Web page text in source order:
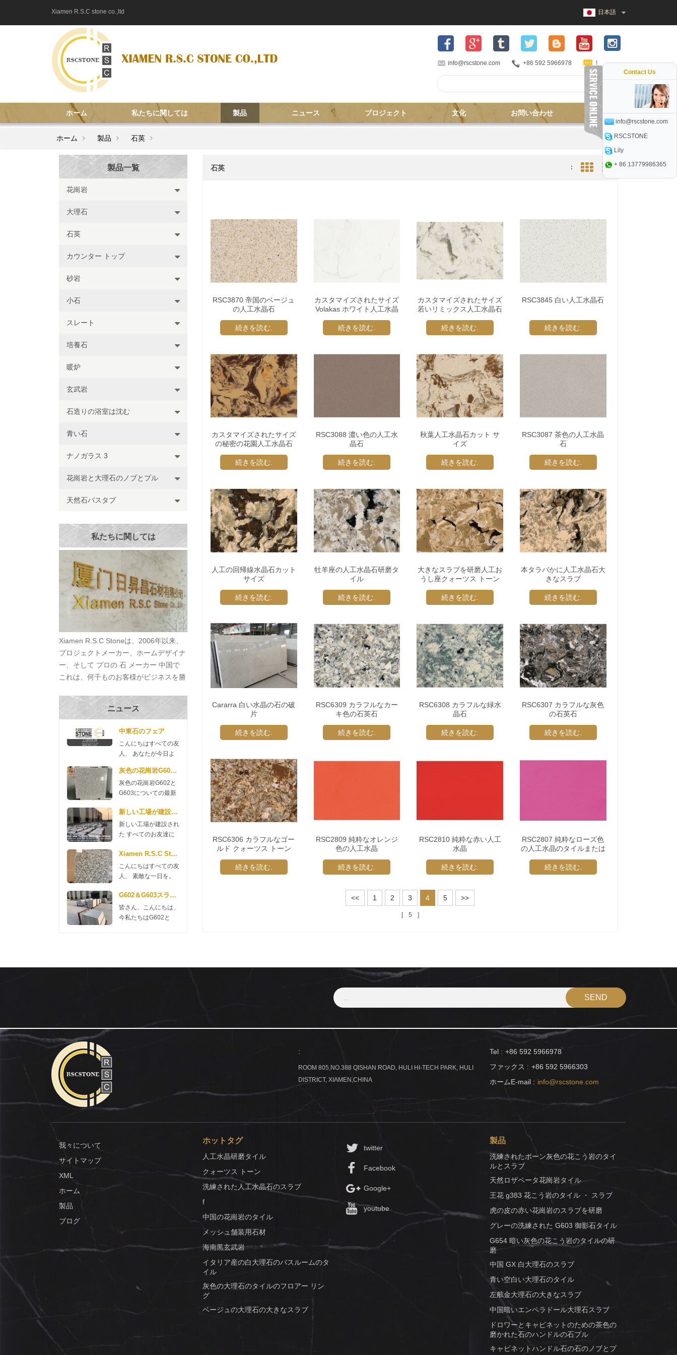
Xiamen R.S.C stone co.,ltd 日本語
info@rscstone.com +86 592 5966978 !
ホーム 私たちに関しては 製品 ニュース プロジェクト 文化 お問い合わせ
ホーム 製品 石英
製品一覧
花崗岩
大理石
石英
カウンター トップ
砂岩
小石
スレート
培養石
暖炉
玄武岩
石造りの浴室は沈む
青い石
ナノガラス 3
花崗岩と大理石のノブとプル
天然石バスタブ
私たちに関しては
Xiamen R.S.C Stoneは、2006年以来、
プロジェクトメーカー、ホームデザイナ
ー、そして プロの 石 メーカー 中国で
これは、何千ものお客様がビジネスを勝
らを構築するのに役立ちます の家 過去
数十年。 私たちは出席する 厦門国際ス
ニュース
中東石のフェア
こんにちはすべての友
人、 あなたが今日よ
に。 来週、中東石宝
石博覧会に参加するこ
とを貴重なお知らせで
4日から6日に始まり
ます。 私たちのブー
スは7D127です 私た
リーと他の同僚が2
日、9月にそこにいま
す。ドバイの友人たち
時間があり、私たちを
訪問してくれるなら、
私たちに連絡してくだ
灰色の花崗岩G602とG603についての最新
灰色の花崗岩G602と
G603についての最新
を。 ここにG602と
G603の花崗岩のニュ
ースがありますので、
G602 70 * 240up *
2cm $ 11.35 / m2 3cm
$ 13.98 / m2 G603 70
/ m2 3cm $ 14.35 / m2
1つのコンテナは
450m2の花崗岩スラ
新しい工場が建設された
新しい工場が建設され
た すべてのお友達に
の会社は、今年新しい
工場を建設するお金を
費やしました。 花崗
年5月に建設されまし
た。 私たちのこの工
場は、 灰色のG602花
Xiamen R.S.C Stoneからの新しいG654花崗岩
こんにちはすべての友
人、 素敵な一日を。
ただきありがとうござ
います。 今日我々は
共有したい 灰色の新
てください、新しい
G654はfalmed旧
G602＆G603スラブプロモーション
皆さん、こんにちは、
今私たちはG602と
240UP×70×2CM
は石の一流の品質を提
石英 : Grid View
RSC3870 帝国のベージュ
の人工水晶石
続きを読む.
カスタマイズされたサイズ
Volakas ホワイト人工水晶
続きを読む.
カスタマイズされたサイズ
若いリミックス人工水晶石
続きを読む.
RSC3845 白い人工水晶石
続きを読む.
カスタマイズされたサイズ
の秘密の花園人工水晶石
続きを読む.
RSC3088 濃い色の人工水
晶石
続きを読む.
秋葉人工水晶石カット サ
イズ
続きを読む.
RSC3087 茶色の人工水晶
石
続きを読む.
人工の回帰線水晶石カット
サイズ
続きを読む.
牡羊座の人工水晶石研磨タ
イル
続きを読む.
大きなスラブを研磨人工お
うし座クォーツス トーン
続きを読む.
本タラバかに人工水晶石大
きなスラブ
続きを読む.
Cararra 白い水晶の石の破
片
続きを読む.
RSC6309 カラフルなカー
キ色の石英石
続きを読む.
RSC6308 カラフルな緑水
晶石
続きを読む.
RSC6307 カラフルな灰色
の石英石
続きを読む.
RSC6306 カラフルなゴー
ルド クォーツス トーン
続きを読む.
RSC2809 純粋なオレンジ
色の人工水晶
続きを読む.
RSC2810 純粋な赤い人工
水晶
続きを読む.
RSC2807 純粋なローズ色
の人工水晶のタイルまたは
続きを読む.
<< 1 2 3 4 5 >>
5
Tel : +86 592 5966978
ファックス : +86 592 5966303
ホームE-mail : info@rscstone.com
:
ROOM 805,NO.388 QISHAN ROAD, HULI HI-TECH PARK, HULI
DISTRICT, XIAMEN,CHINA
我々について
サイトマップ
XML
ホーム
製品
ブログ
ホットタグ
人工水晶研磨タイル
クォーツス トーン
洗練された人工水晶石のスラブ
f
中国の花崗岩のタイル
メッシュ舗装用石材
海南黒玄武岩
イタリア産の白大理石のバスルームのタ
イル
灰色の大理石のタイルのフロアー リン
グ
ベージュの大理石の大きなスラブ
twitter
Facebook
Google+
youtube
製品
洗練されたボーン灰色の花こう岩のタイ
ルとスラブ
天然ロザベータ花崗岩タイル
王花 g383 花こう岩のタイル ・ スラブ
虎の皮の赤い花崗岩のスラブを研磨
グレーの洗練された G603 御影石タイル
G654 暗い灰色の花こう岩のタイルの研
磨
中国 GX 白大理石のスラブ
青い空白い大理石のタイル
左舷金大理石の大きなスラブ
中国暗いエンペラドール大理石スラブ
ドロワーとキャビネットのための茶色の
磨かれた石のハンドルの石プル
キャビネットハンドル石の石のノブとプ
Contact Us
info@rscstone.com
RSCSTONE
Lily
+ 86 13779986365